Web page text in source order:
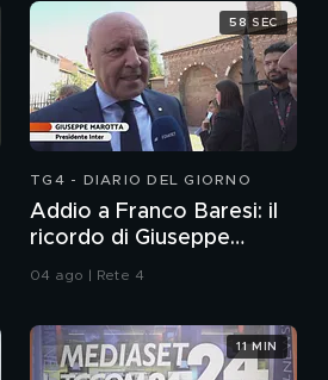
TG4 - DIARIO DEL GIORNO
Addio a Franco Baresi: il
ricordo di Giuseppe
Marotta, Presidente
04 ago | Rete 4
58 SEC
11 MIN